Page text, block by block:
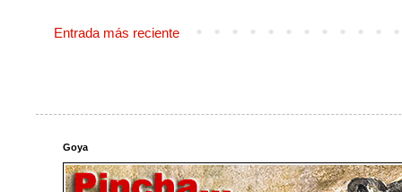
Entrada más reciente
Goya